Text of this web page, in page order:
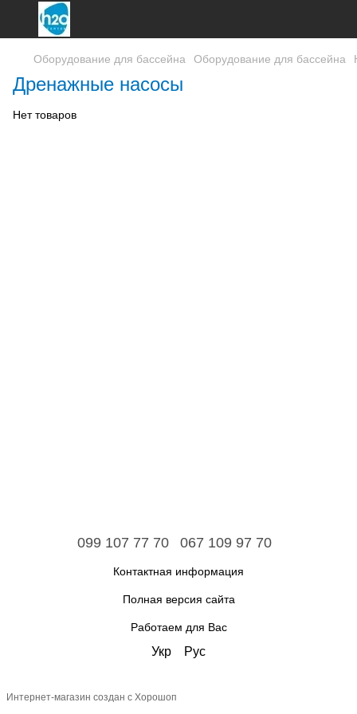
Оборудование для бассейна Оборудование для бассейна
Дренажные насосы
Нет товаров
099 107 77 70 067 109 97 70
Контактная информация
Полная версия сайта
Работаем для Вас
Укр Рус
Интернет-магазин создан с Хорошоп